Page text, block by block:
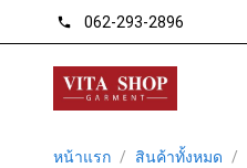
phone 062-293-2896
หน้าแรก / สินค้าทั้งหมด /